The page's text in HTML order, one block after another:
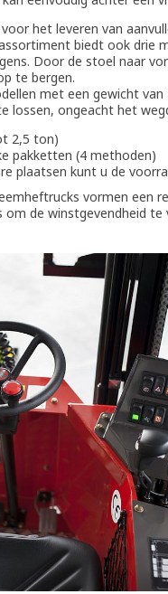
het leveren van
biedt ook drie
Door de stoel naar
te bergen.
met een gewicht
lossen, ongeacht het
2,5 ton)
pakketten (4 methoden)
plaatsen kunt u de
vormen een
de winstgevendheid